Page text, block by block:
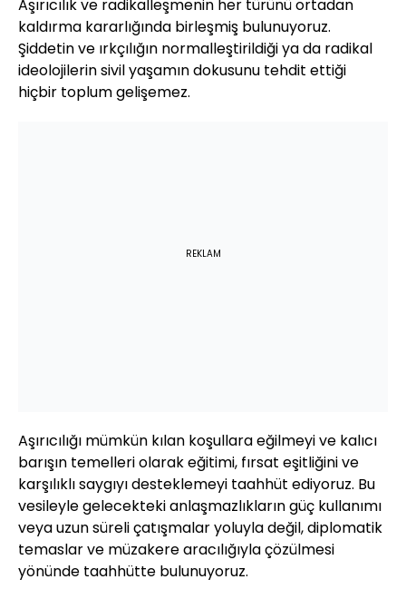
Aşırıcılık ve radikalleşmenin her türünü ortadan
kaldırma kararlığında birleşmiş bulunuyoruz.
Şiddetin ve ırkçılığın normalleştirildiği ya da radikal
ideolojilerin sivil yaşamın dokusunu tehdit ettiği
hiçbir toplum gelişemez.
REKLAM
Aşırıcılığı mümkün kılan koşullara eğilmeyi ve kalıcı
barışın temelleri olarak eğitimi, fırsat eşitliğini ve
karşılıklı saygıyı desteklemeyi taahhüt ediyoruz. Bu
vesileyle gelecekteki anlaşmazlıkların güç kullanımı
veya uzun süreli çatışmalar yoluyla değil, diplomatik
temaslar ve müzakere aracılığıyla çözülmesi
yönünde taahhütte bulunuyoruz.